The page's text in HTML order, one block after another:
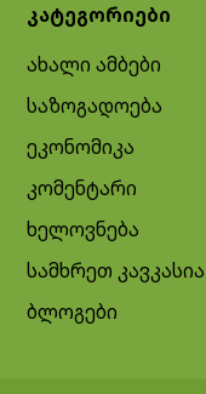
კატეგორიები
ახალი ამბები
საზოგადოება
ეკონომიკა
კომენტარი
ხელოვნება
სამხრეთ კავკასია
ბლოგები